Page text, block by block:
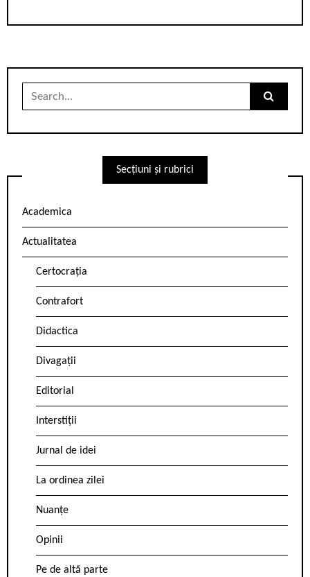
Search
Secțiuni și rubrici
Academica
Actualitatea
Certocrația
Contrafort
Didactica
Divagații
Editorial
Interstiții
Jurnal de idei
La ordinea zilei
Nuanțe
Opinii
Pe de altă parte